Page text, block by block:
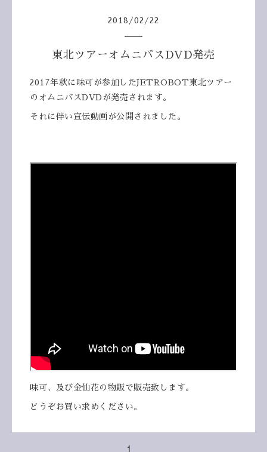
2018 /02 /22
東北ツアーオムニバスDVD発売
2017年秋に味可が参加したJETROBOT東北ツアー
のオムニバスDVDが発売されます。
それに伴い宣伝動画が公開されました。
味可、及び金仙花の物販で販売致します。
どうぞお買い求めください。
1